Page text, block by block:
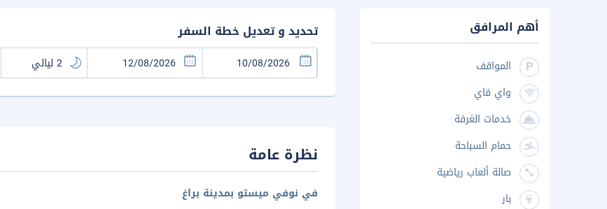
تحديد و تعديل خطة السفر
نظرة عامة
في نوفي ميستو بمدينة براغ
أهم المرافق
المواقف
واي فاي
خدمات الغرفة
حمام السباحة
صالة ألعاب رياضية
بار